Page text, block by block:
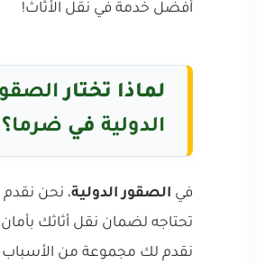
أفضل خدمة في نقل الأثاث!
لماذا تختار
الدولية في ضرما؟
في الصقور الدولية، نحن
تحتاجه لضمان نقل أثاثك
نقدم لك مجموعة من الأسباب